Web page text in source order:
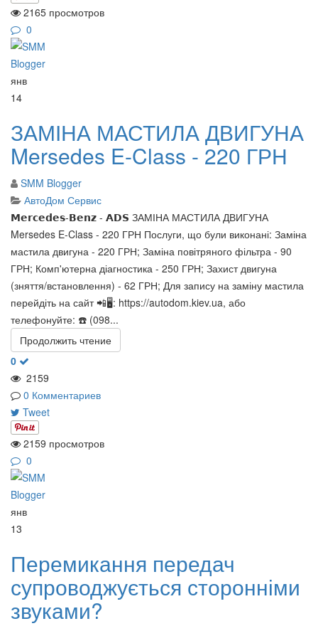
2165 просмотров
0
янв
14
ЗАМІНА МАСТИЛА ДВИГУНА
Mersedes E-Class - 220 ГРН
SMM Blogger
АвтоДом Сервис
𝗠𝗲𝗿𝗰𝗲𝗱𝗲𝘀-𝗕𝗲𝗻𝘇 - 𝗔𝗗𝗦 ЗАМІНА МАСТИЛА ДВИГУНА
Mersedes E-Class - 220 ГРН Послуги, що були виконані: Заміна
мастила двигуна - 220 ГРН; Заміна повітряного фільтра - 90
ГРН; Комп'ютерна діагностика - 250 ГРН; Захист двигуна
(зняття/встановлення) - 62 ГРН; Для запису на заміну мастила
перейдіть на сайт 📲🖥: https://autodom.kiev.ua, або
телефонуйте: ☎️ (098...
Продолжить чтение
0
2159
0 Комментариев
Tweet
2159 просмотров
0
янв
13
Перемикання передач
супроводжується сторонніми
звуками?